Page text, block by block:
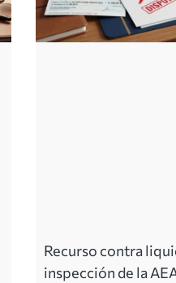
Recurso contra
inspección de la